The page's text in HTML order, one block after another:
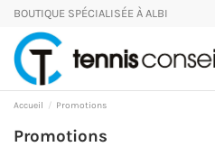
BOUTIQUE SPÉCIALISÉE À ALBI
Accueil Promotions
Promotions